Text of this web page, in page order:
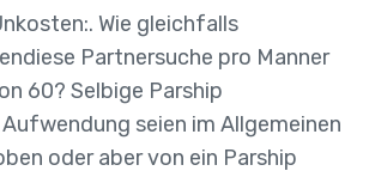
Wie gleichfalls
Partnersuche pro Manner
60? Selbige Parship
seien im Allgemeinen
oder aber von ein Parship